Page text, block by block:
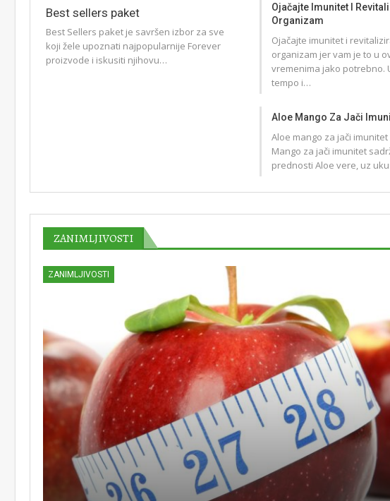
Best sellers paket
Best Sellers paket je savršen izbor za sve
koji žele upoznati najpopularnije Forever
proizvode i iskusiti njihovu…
Ojačajte Imunitet I
Organizam
Ojačajte imunitet i
organizam jer vam je to u
vremenima jako potrebno.
tempo i…
Aloe Mango Za Jači
Aloe mango za jači
Mango za jači imunitet
prednosti Aloe vere, uz
ZANIMLJIVOSTI
ZANIMLJIVOSTI